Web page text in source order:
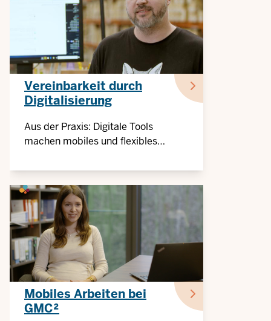
Vereinbarkeit durch
Digitalisierung
Aus der Praxis: Digitale Tools
machen mobiles und flexibles
Mobiles Arbeiten bei
GMC²